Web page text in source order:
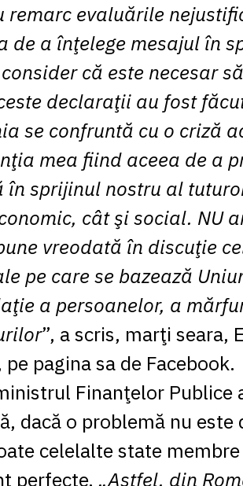
remarc evaluările
de a înţelege mesajul în
că este necesar
declaraţii au fost
se confruntă cu o criză
mea fiind aceea de a
în sprijinul nostru al
cât şi social. NU
vreodată în discuţie
pe care se bazează
a persoanelor, a
”, a scris, marţi seara,
pagina sa de Facebook.
Finanţelor Publice
dacă o problemă nu
celelalte state
perfecte. „Astfel, din